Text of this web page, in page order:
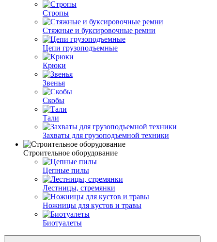
Стропы
Стяжные и буксировочные ремни
Цепи грузоподъемные
Крюки
Звенья
Скобы
Тали
Захваты для грузоподъемной техники
Строительное оборудование
Цепные пилы
Лестницы, стремянки
Ножницы для кустов и травы
Биотуалеты